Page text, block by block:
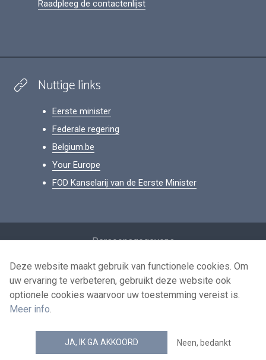
Raadpleeg de contactenlijst
Nuttige links
Eerste minister
Federale regering
Belgium.be
Your Europe
FOD Kanselarij van de Eerste Minister
Persoonsgegevens
Voorwaarden voor het hergebruik
Contacteer ons
news.belgium RSS feed
© 2026 - news.belgium.be
Deze website maakt gebruik van functionele cookies. Om
uw ervaring te verbeteren, gebruikt deze website ook
optionele cookies waarvoor uw toestemming vereist is.
Meer info.
JA, IK GA AKKOORD Neen, bedankt